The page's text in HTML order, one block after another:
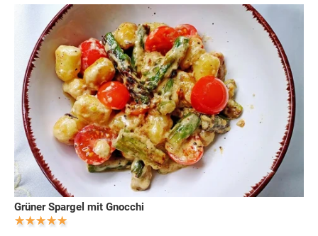
Grüner Spargel mit Gnocchi